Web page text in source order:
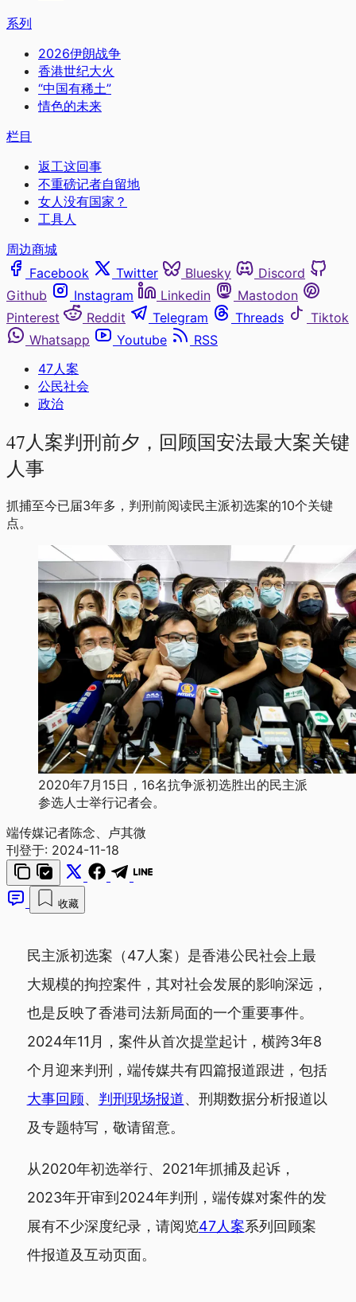
系列
2026伊朗战争
香港世纪大火
“中国有稀土”
情色的未来
栏目
返工这回事
不重磅记者自留地
女人没有国家？
工具人
周边商城
Facebook
Twitter Bluesky
Discord
Github
Instagram Linkedin
Mastodon
Pinterest
Reddit Telegram Threads
Tiktok
Whatsapp
Youtube
RSS
47人案
公民社会
政治
47人案判刑前夕，回顾国安法最大案关键
人事
抓捕至今已届3年多，判刑前阅读民主派初选案的10个关键
点。
2020年7月15日，16名抗争派初选胜出的民主派
参选人士举行记者会。
端传媒记者陈念、卢其微
刊登于: 2024-11-18
收藏
民主派初选案（47人案）是香港公民社会上最
大规模的拘控案件，其对社会发展的影响深远，
也是反映了香港司法新局面的一个重要事件。
2024年11月，案件从首次提堂起计，横跨3年8
个月迎来判刑，端传媒共有四篇报道跟进，包括
大事回顾、 判刑现场报道、刑期数据分析报道以
及专题特写，敬请留意。
从2020年初选举行、2021年抓捕及起诉，
2023年开审到2024年判刑，端传媒对案件的发
展有不少深度纪录，请阅览47人案系列回顾案
件报道及互动页面。